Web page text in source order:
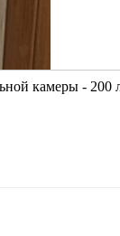
камеры - 200